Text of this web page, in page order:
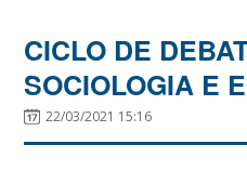
CICLO DE
SOCIOLOGIA E
22/03/2021 15:16